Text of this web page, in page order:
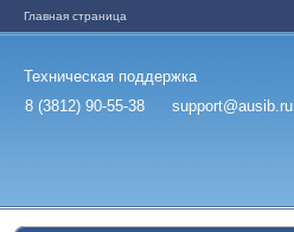
Главная страница
Техническая поддержка
8 (3812) 90-55-38
support@ausib.ru